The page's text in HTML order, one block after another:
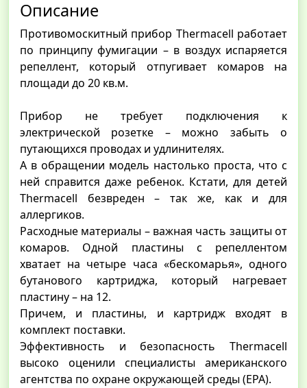
Описание
Противомоскитный прибор Thermacell работает
по принципу фумигации – в воздух испаряется
репеллент, который отпугивает комаров на
площади до 20 кв.м.
Прибор не требует подключения к
электрической розетке – можно забыть о
путающихся проводах и удлинителях.
А в обращении модель настолько проста, что с
ней справится даже ребенок. Кстати, для детей
Thermacell безвреден – так же, как и для
аллергиков.
Расходные материалы – важная часть защиты от
комаров. Одной пластины с репеллентом
хватает на четыре часа «бескомарья», одного
бутанового картриджа, который нагревает
пластину – на 12.
Причем, и пластины, и картридж входят в
комплект поставки.
Эффективность и безопасность Thermacell
высоко оценили специалисты американского
агентства по охране окружающей среды (ЕРА).